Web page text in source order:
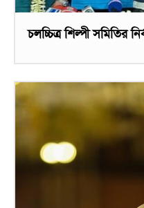
চলচ্চিত্র শিল্পী সমিতির